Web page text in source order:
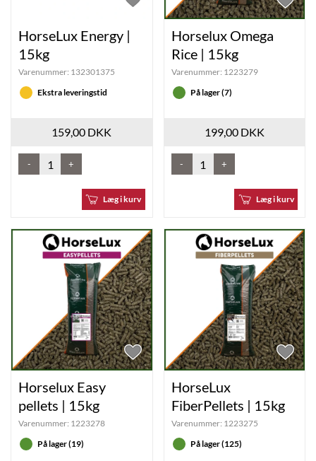
HorseLux Energy |
15kg
Varenummer: 132301375
Ekstra leveringstid
159,00 DKK
- +
Læg i kurv
Horselux Omega
Rice | 15kg
Varenummer: 1223279
På lager (7)
199,00 DKK
- +
Læg i kurv
Horselux Easy
pellets | 15kg
Varenummer: 1223278
På lager (19)
HorseLux
FiberPellets | 15kg
Varenummer: 1223275
På lager (125)